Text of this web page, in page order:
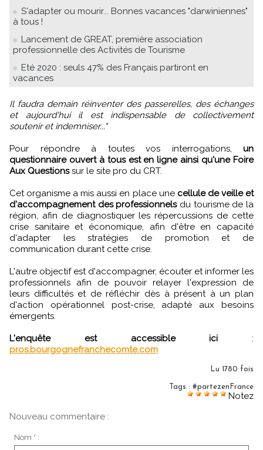
S'adapter ou mourir... Bonnes vacances "darwiniennes"
à tous !
Lancement de GREAT, première association
professionnelle des Activités de Tourisme
Eté 2020 : seuls 47% des Français partiront en
vacances
Il faudra demain réinventer des passerelles, des échanges
et aujourd'hui il est indispensable de collectivement
soutenir et indemniser..."
Pour répondre à toutes vos interrogations, un
questionnaire ouvert à tous est en ligne ainsi qu'une Foire
Aux Questionssur le site pro du CRT.
Cet organisme a mis aussi en place une cellule de veille et
d'accompagnement des professionnelsdu tourisme de la
région, afin de diagnostiquer les répercussions de cette
crise sanitaire et économique, afin d'être en capacité
d'adapter les stratégies de promotion et de
communication durant cette crise.
L'autre objectif est d'accompagner, écouter et informer les
professionnels afin de pouvoir relayer l'expression de
leurs difficultés et de réfléchir dès à présent à un plan
d'action opérationnel post-crise, adapté aux besoins
émergents.
L'enquête est accessible ici :
pros.bourgognefranchecomte.com
Lu 1780 fois
Tags : #partezenFrance
Notez
Nouveau commentaire :
Nom * :